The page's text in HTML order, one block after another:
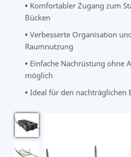
• Komfortabler Zugang zum
Bücken
• Verbesserte Organisation
Raumnutzung
• Einfache Nachrüstung ohne
möglich
• Ideal für den nachträglichen